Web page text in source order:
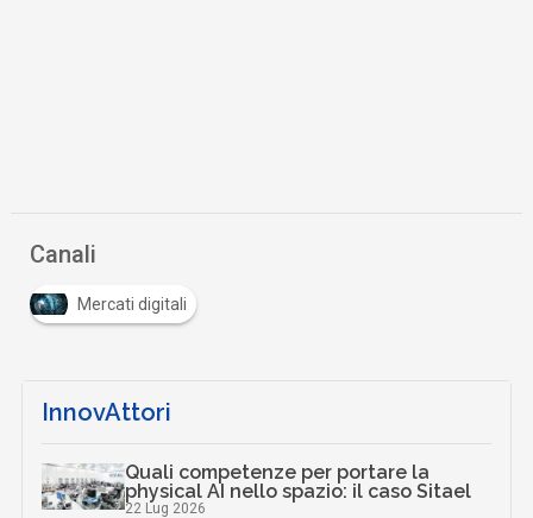
Canali
Mercati digitali
InnovAttori
Quali competenze per portare la
physical AI nello spazio: il caso Sitael
22 Lug 2026